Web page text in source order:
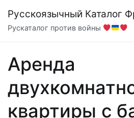
содержимому
Русскоязычный Каталог
Рускаталог против войны
Аренда
квартиры с